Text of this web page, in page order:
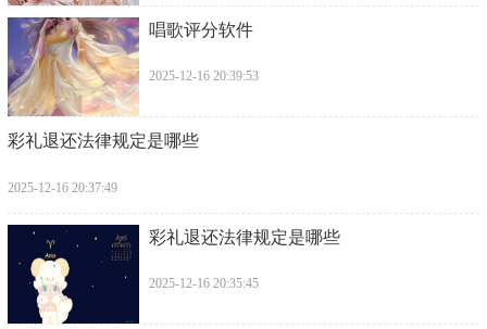
​唱歌评分软件
2025-12-16 20:39:53
​彩礼退还法律规定是哪些
2025-12-16 20:37:49
​彩礼退还法律规定是哪些
2025-12-16 20:35:45